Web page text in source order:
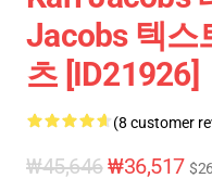
Jacobs 텍스
츠 [ID21926]
(8 customer
₩45,646₩36,517